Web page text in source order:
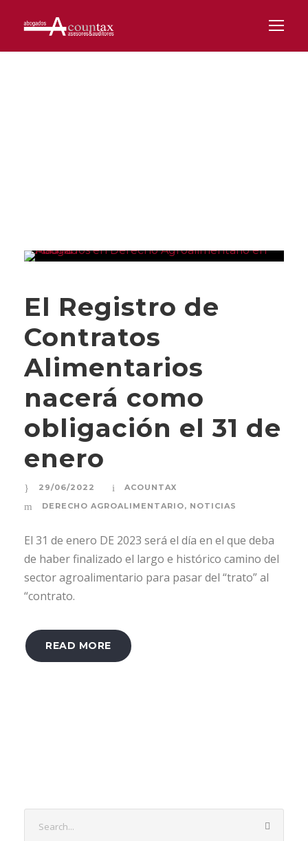
El Registro de
Contratos
Alimentarios
nacerá como
obligación el 31 de
enero
29/06/2022
ACOUNTAX
DERECHO AGROALIMENTARIO, NOTICIAS
El 31 de enero DE 2023 será el día en el que deba
de haber finalizado el largo e histórico camino del
sector agroalimentario para pasar del “trato” al
“contrato.
READ MORE